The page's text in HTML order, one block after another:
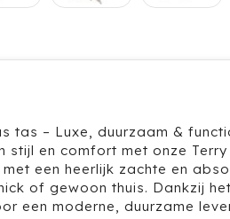
tas – Luxe, duurzaam &
stijl en comfort met onze
een heerlijk zachte en
of gewoon thuis. Dankzij
een moderne, duurzame